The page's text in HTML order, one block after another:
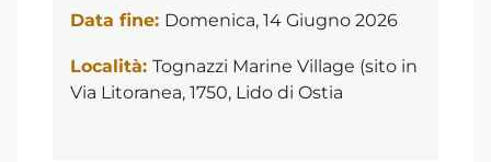
Data fine: Domenica, 14 Giugno 2026
Località: Tognazzi Marine Village (sito in
Via Litoranea, 1750, Lido di Ostia